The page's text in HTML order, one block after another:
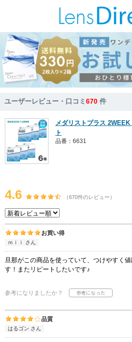
ユーザーレビュー・口コミ670 件
メダリストプラス
ト
品番：6631
4.6 （670件のレビュー）
お買い得
ｍｉｉ さん
旦那がこの商品を使っていて、つけやすく
す！またリピートしたいです♪
参考になりましたか？
品質
はるゴン さん